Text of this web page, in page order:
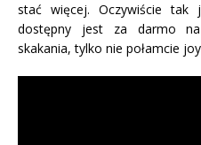
stać więcej. Oczywiście tak
dostępny jest za darmo na
skakania, tylko nie połamcie